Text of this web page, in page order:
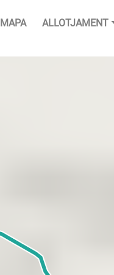
MAPA ALLOTJAMENT